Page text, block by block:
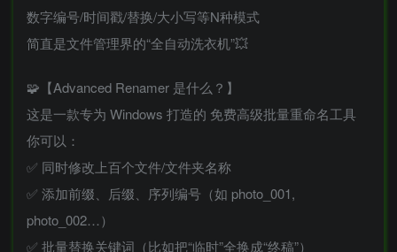
数字编号/时间戳/替换/大小写等N种模式
简直是文件管理界的“全自动洗衣机”💥
🧩【Advanced Renamer 是什么？】
这是一款专为 Windows 打造的 免费高级批量重命名工具
你可以：
✅ 同时修改上百个文件/文件夹名称
✅ 添加前缀、后缀、序列编号（如 photo_001,
photo_002…）
✅ 批量替换关键词（比如把“临时”全换成“终稿”）